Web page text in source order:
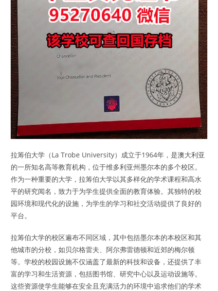
拉筹伯大学（La Trobe University）成立于1964年，是澳大利亚
的一所知名高等教育机构，位于维多利亚州墨尔本的多个校区。
作为一种重要的大学，拉筹伯大学以其多样化的学术课程和高水
平的研究闻名，致力于为学生提供全面的教育体验。其独特的校
园环境和现代化的设施，为学生的学习和社交活动提供了良好的
平台。
拉筹伯大学的校区遍布不同区域，其中包括墨尔本的本校区和其
他城市的分校，如贝尔格雷夫、阿尔弗雷德顿和近郊的梅尔顿
等。学校的校园设施不仅涵盖了最新的科技和设备，还提供了丰
富的学习和生活资源，包括图书馆、研究中心以及运动设施等。
这些资源使学生能够在安全且充满活力的环境中追求他们的学术